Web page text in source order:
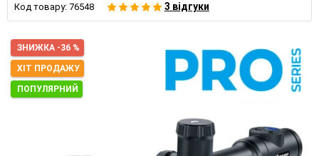
Код товару: 76548 3 відгуки
ЗНИЖКА -36 %
ХІТ ПРОДАЖУ
ПОПУЛЯРНИЙ